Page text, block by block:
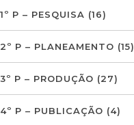
1º P – PESQUISA (16)
2º P – PLANEAMENTO (15)
3º P – PRODUÇÃO (27)
4º P – PUBLICAÇÃO (4)